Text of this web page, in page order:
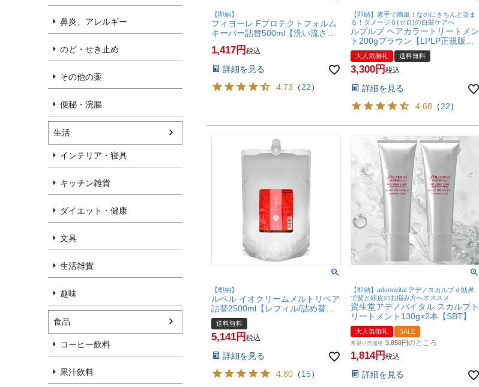
鼻炎、アレルギー
のど・せき止め
その他の薬
便秘・浣腸
生活
インテリア・寝具
キッチン雑貨
ダイエット・健康
文具
生活雑貨
趣味
食品
コーヒー飲料
果汁飲料
【即納】
フィヨーレ Fプロテクトフォルム
キーパー詰替500ml【洗い流さな
め替え】【SBT】(6011859)
1,417 税込
詳細を見る
4.73 （22）
【即納】素手で簡単！なのにきちんと染ま
る！ダメージ０(ゼロ)の白髪ケアへ
ルプルプ ヘアカラートリートメン
ト200gブラウン【LPLP正規販売
店/白髪染め/無添加/染毛料】【宅
配便送料無料】
大人気御礼 送料無料
3,300 税込
詳細を見る
4.68 （22）
【即納】
ルベル イオクリームメルトリペア
詰替2500ml【レフィル/詰め替
え】 【ヘアトリートメント】【宅
配便送料無料】 (6011218)
送料無料
5,141 税込
詳細を見る
4.80 （15）
【即納】adenovital アデノスカルプｄ効果
で髪と頭皮のお悩み方へオススメ
資生堂アデノバイタル スカルプト
リートメント130g×2本【SBT】
大人気御礼 SALE
希望小売価格 3,850 のところ
1,814 税込
詳細を見る